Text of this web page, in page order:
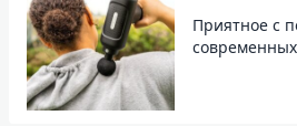
Приятное с